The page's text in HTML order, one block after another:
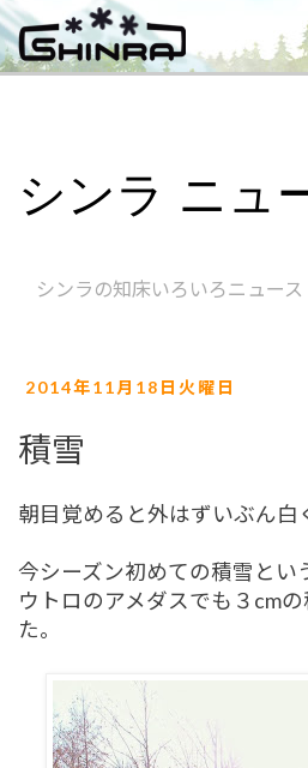
シンラ ニュ
シンラの知床いろいろニュース
2014年11月18日火曜日
積雪
朝目覚めると外はずいぶん白
今シーズン初めての積雪とい
ウトロのアメダスでも３cm
た。